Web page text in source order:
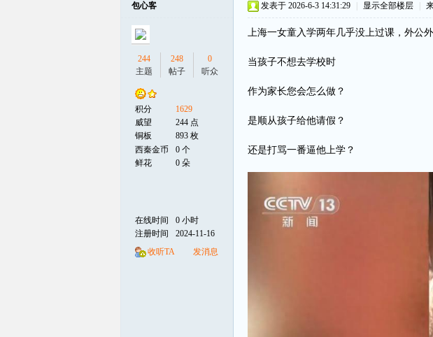
包心客
244
主题
248
帖子
0
听众
积分
1629
威望
244 点
铜板
893 枚
西秦金币
0 个
鲜花
0 朵
在线时间
0 小时
注册时间
2024-11-16
收听TA
发消息
发表于 2026-6-3 14:31:29 显示全部楼层
上海一女童入学两年几乎没上过课，外公
当孩子不想去学校时
作为家长您会怎么做？
是顺从孩子给他请假？
还是打骂一番逼他上学？